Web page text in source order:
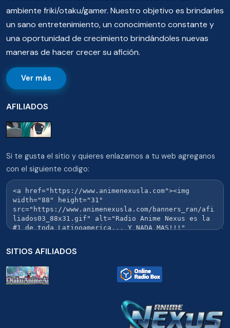
ambiente friki/otaku/gamer. Nuestro objetivo es brindarles
un sano entretenimiento, un conocimiento constante y
una oportunidad de crecimiento brindándoles nuevas
maneras de hacer crecer su afición.
Ver más
AFILIADOS
Si te gusta el sitio y quieres enlazarnos a tu web agreganos
con el siguiente codigo:
SITIOS AFILIADOS